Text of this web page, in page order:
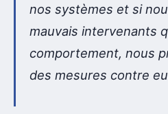
nos systèmes et si
mauvais intervenants
comportement, nous
des mesures contre